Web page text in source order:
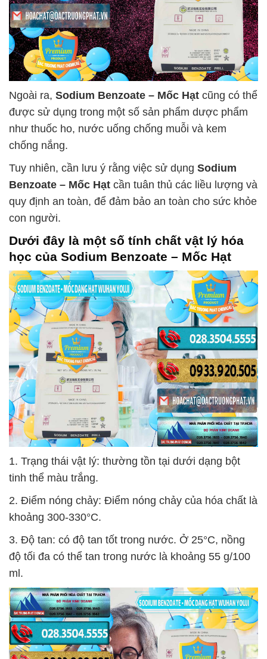
Ngoài ra, Sodium Benzoate – Mốc Hạt cũng có thể
được sử dụng trong một số sản phẩm dược phẩm
như thuốc ho, nước uống chống muỗi và kem
chống nắng.
Tuy nhiên, cần lưu ý rằng việc sử dụng Sodium
Benzoate – Mốc Hạt cần tuân thủ các liều lượng và
quy định an toàn, để đảm bảo an toàn cho sức khỏe
con người.
Dưới đây là một số tính chất vật lý hóa
học của Sodium Benzoate – Mốc Hạt
1. Trạng thái vật lý: thường tồn tại dưới dạng bột
tinh thể màu trắng.
2. Điểm nóng chảy: Điểm nóng chảy của hóa chất là
khoảng 300-330°C.
3. Độ tan: có độ tan tốt trong nước. Ở 25°C, nồng
độ tối đa có thể tan trong nước là khoảng 55 g/100
ml.